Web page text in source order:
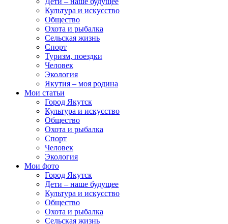
Культура и искусство
Общество
Охота и рыбалка
Сельская жизнь
Спорт
Туризм, поездки
Человек
Экология
Якутия – моя родина
Мои статьи
Город Якутск
Культура и искусство
Общество
Охота и рыбалка
Спорт
Человек
Экология
Мои фото
Город Якутск
Дети – наше будущее
Культура и искусство
Общество
Охота и рыбалка
Сельская жизнь